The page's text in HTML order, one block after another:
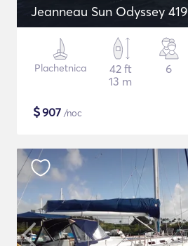
Jeanneau Sun Odyssey 419
Plachetnica
42 ft
13 m
6
$907 /noc